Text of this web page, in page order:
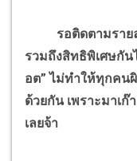
รอติดตามรายละ
รวมถึงสิทธิพิเศษกัน
อต” ไม่ทำให้ทุกคน
ด้วยกัน เพราะมาเ
เลยจ้า